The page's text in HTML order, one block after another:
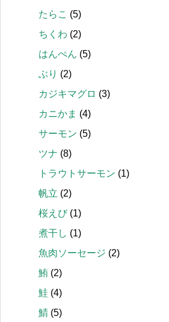
たらこ (5)
ちくわ (2)
はんぺん (5)
ぶり (2)
カジキマグロ (3)
カニかま (4)
サーモン (5)
ツナ (8)
トラウトサーモン (1)
帆立 (2)
桜えび(1)
煮干し (1)
魚肉ソーセージ (2)
鮪 (2)
鮭 (4)
鯖 (5)